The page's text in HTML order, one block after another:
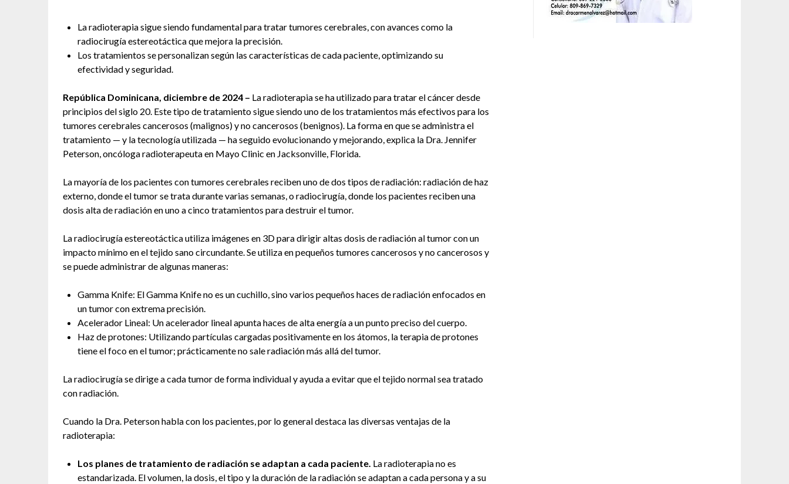
La radioterapia sigue siendo fundamental para tratar tumores cerebrales, con avances como la
radiocirugía estereotáctica que mejora la precisión.
Los tratamientos se personalizan según las características de cada paciente, optimizando su
efectividad y seguridad.
República Dominicana, diciembre de 2024 – La radioterapia se ha utilizado para tratar el cáncer desde
principios del siglo 20. Este tipo de tratamiento sigue siendo uno de los tratamientos más efectivos para los
tumores cerebrales cancerosos (malignos) y no cancerosos (benignos). La forma en que se administra el
tratamiento — y la tecnología utilizada — ha seguido evolucionando y mejorando, explica la Dra. Jennifer
Peterson, oncóloga radioterapeuta en Mayo Clinic en Jacksonville, Florida.
La mayoría de los pacientes con tumores cerebrales reciben uno de dos tipos de radiación: radiación de haz
externo, donde el tumor se trata durante varias semanas, o radiocirugía, donde los pacientes reciben una
dosis alta de radiación en uno a cinco tratamientos para destruir el tumor.
La radiocirugía estereotáctica utiliza imágenes en 3D para dirigir altas dosis de radiación al tumor con un
impacto mínimo en el tejido sano circundante. Se utiliza en pequeños tumores cancerosos y no cancerosos y
se puede administrar de algunas maneras:
Gamma Knife: El Gamma Knife no es un cuchillo, sino varios pequeños haces de radiación enfocados en
un tumor con extrema precisión.
Acelerador Lineal: Un acelerador lineal apunta haces de alta energía a un punto preciso del cuerpo.
Haz de protones: Utilizando partículas cargadas positivamente en los átomos, la terapia de protones
tiene el foco en el tumor; prácticamente no sale radiación más allá del tumor.
La radiocirugía se dirige a cada tumor de forma individual y ayuda a evitar que el tejido normal sea tratado
con radiación.
Cuando la Dra. Peterson habla con los pacientes, por lo general destaca las diversas ventajas de la
radioterapia:
Los planes de tratamiento de radiación se adaptan a cada paciente. La radioterapia no es
estandarizada. El volumen, la dosis, el tipo y la duración de la radiación se adaptan a cada persona y a su